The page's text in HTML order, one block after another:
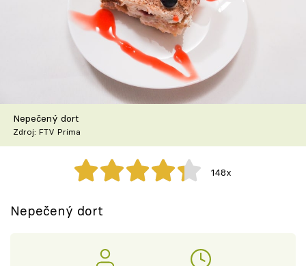
Nepečený dort
Zdroj: FTV Prima
148x
Nepečený dort